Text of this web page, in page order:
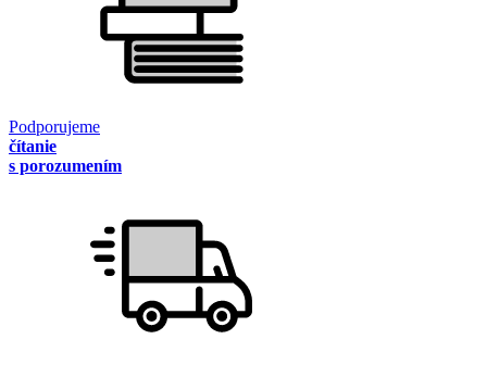
Podporujeme
čítanie
s porozumením